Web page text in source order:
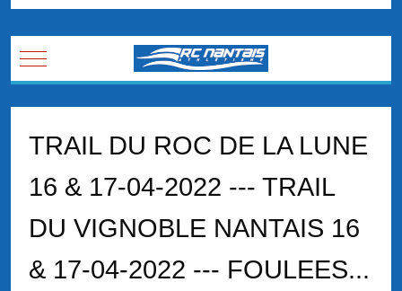
Mobile Menu Toggle
TRAIL DU ROC DE LA LUNE
16 & 17-04-2022 --- TRAIL
DU VIGNOBLE NANTAIS 16
& 17-04-2022 --- FOULEES...